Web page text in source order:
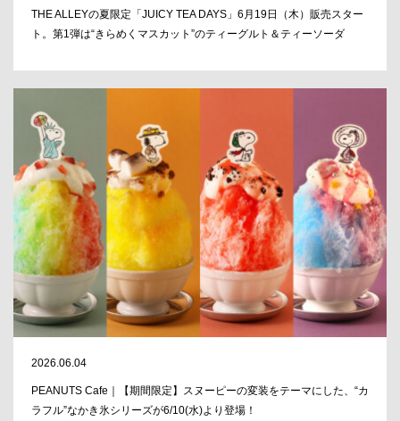
THE ALLEYの夏限定「JUICY TEA DAYS」6月19日（木）販売スター
ト。第1弾は“きらめくマスカット”のティーグルト＆ティーソーダ
2026.06.04
PEANUTS Cafe｜【期間限定】スヌーピーの変装をテーマにした、“カ
ラフル”なかき氷シリーズが6/10(水)より登場！